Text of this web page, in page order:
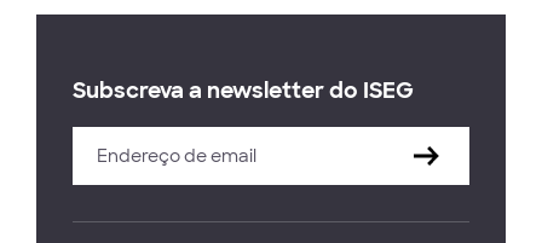
Subscreva a newsletter do ISEG